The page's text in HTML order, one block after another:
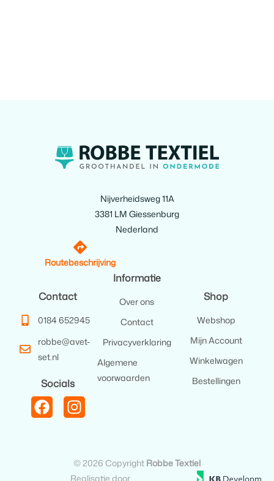
Nijverheidsweg 11A
3381 LM Giessenburg
Nederland
Routebeschrijving
Contact
0184 652945
robbe@avet-
set.nl
Socials
Informatie
Over ons
Contact
Privacyverklaring
Algemene
voorwaarden
Shop
Webshop
Mijn Account
Winkelwagen
Bestellingen
© 2026 Copyright Robbe Textiel
Realisatie door